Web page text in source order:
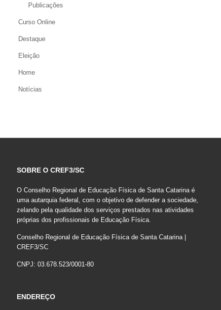
Publicações
Curso Online
Destaque
Eleição
Home
Notícias
SOBRE O CREF3/SC
O Conselho Regional de Educação Física de Santa Catarina é
uma autarquia federal, com o objetivo de defender a sociedade,
zelando pela qualidade dos serviços prestados nas atividades
próprias dos profissionais de Educação Física.
Conselho Regional de Educação Física de Santa Catarina |
CREF3/SC
CNPJ: 03.678.523/0001-80
ENDEREÇO